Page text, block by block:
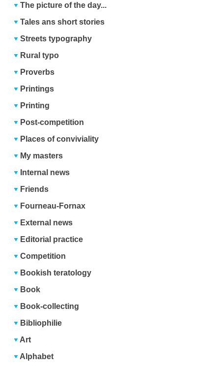
The picture of the day...
Tales ans short stories
Streets typography
Rural typo
Proverbs
Printings
Printing
Post-competition
Places of conviviality
My masters
Internal news
Friends
Fourneau-Fornax
External news
Editorial practice
Competition
Bookish teratology
Book
Book-collecting
Bibliophilie
Art
Alphabet